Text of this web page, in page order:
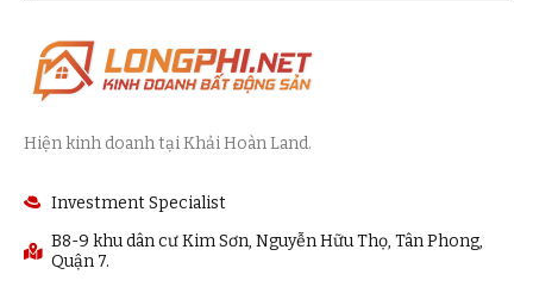
Hiện kinh doanh tại Khải Hoàn Land.
Investment Specialist
B8-9 khu dân cư Kim Sơn, Nguyễn Hữu Thọ, Tân Phong,
Quận 7.